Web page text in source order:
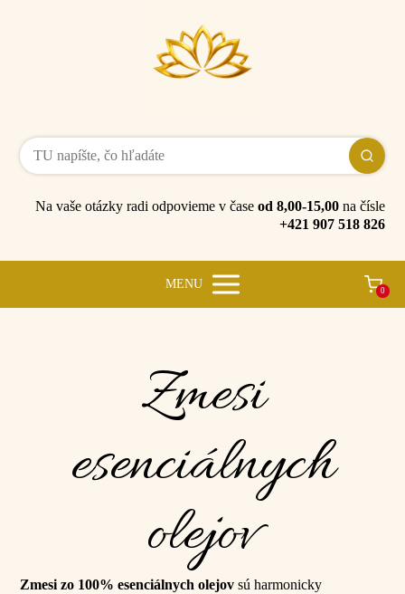
Na vaše otázky radi odpovieme v čase od 8,00-15,00na čísle
+421 907 518 826
MENU 0
Zmesi
esenciálnych
olejov
Zmesi zo 100% esenciálnych olejov sú harmonicky